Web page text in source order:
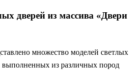
дверей из массива «Двери
множество моделей светлых
из различных пород